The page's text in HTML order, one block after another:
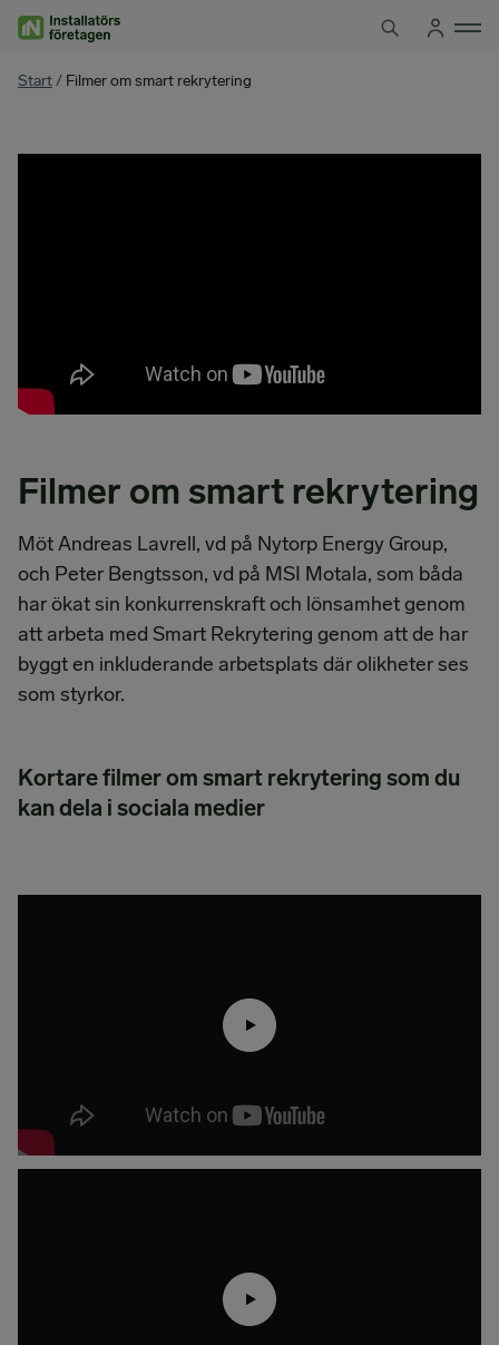
You
Start/ Filmer om smart rekrytering
Filmer om smart rekrytering
Möt Andreas Lavrell, vd på Nytorp Energy Group,
och Peter Bengtsson, vd på MSI Motala, som båda
har ökat sin konkurrenskraft och lönsamhet genom
att arbeta med Smart Rekrytering genom att de har
byggt en inkluderande arbetsplats där olikheter ses
som styrkor.
Kortare filmer om smart rekrytering som du
kan dela i sociala medier